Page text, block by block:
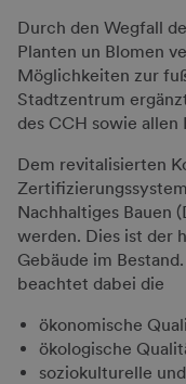
Durch den Wegfall
Planten un Blomen
Möglichkeiten zur
Stadtzentrum
des CCH sowie
Dem revitalisierten
Nachhaltiges Bauen
werden. Dies ist der
Gebäude im
beachtet dabei die
ökonomische
ökologische
soziokulturelle